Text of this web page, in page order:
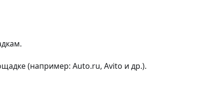
(например: Auto.ru, Avito и др.).